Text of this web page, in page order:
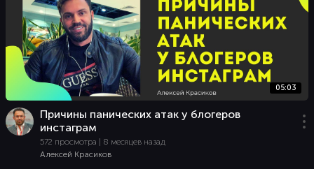
05:03
Причины панических атак у блогеров
инстаграм
572 просмотра | 8 месяцев назад
Алексей Красиков